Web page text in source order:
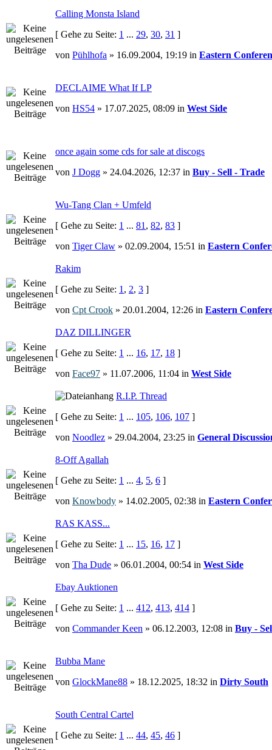
Calling Monsta Island
[ Gehe zu Seite: 1 ... 29, 30, 31 ]
von Pühlhofa » 16.09.2004, 19:19 in Eastern
DECLAIME What If LP
von HS54 » 17.07.2025, 08:09 in West Side
once again some cds for sale at discogs
von J Dogg » 24.04.2026, 12:37 in Buy - Sell - Trade
Wu-Tang Clan + Umfeld
[ Gehe zu Seite: 1 ... 81 , 82, 83 ]
von Tiger Claw » 02.09.2004, 15:51 in Eastern
Rakim
[ Gehe zu Seite: 1 , 2, 3 ]
von Cpt Crook » 20.01.2004, 12:26 in Eastern
DAZ DILLINGER
[ Gehe zu Seite: 1 ... 16, 17, 18 ]
von Face97 » 11.07.2006, 11:04 in West Side
R.I.P. Thread
[ Gehe zu Seite: 1 ... 105, 106, 107 ]
von Noodlez » 29.04.2004, 23:25 in General
8-Off Agallah
[ Gehe zu Seite: 1 ... 4, 5, 6 ]
von Knowbody » 14.02.2005, 02:38 in Eastern
RAS KASS...
[ Gehe zu Seite: 1 ... 15, 16, 17 ]
von Tha Dude » 06.01.2004, 00:54 in West Side
Ebay Auktionen
[ Gehe zu Seite: 1 ... 412, 413, 414 ]
von Commander Keen » 06.12.2003, 12:08 in Buy -
Bubba Mane
von GlockMane88 » 18.12.2025, 18:32 in Dirty South
South Central Cartel
[ Gehe zu Seite: 1 ... 44, 45, 46 ]